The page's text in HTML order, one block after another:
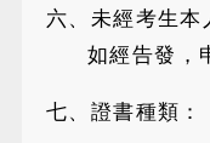
六、未經考生本
如經告發，
七、證書種類：